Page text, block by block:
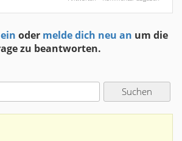
oder melde dich neu an um die
zu beantworten.